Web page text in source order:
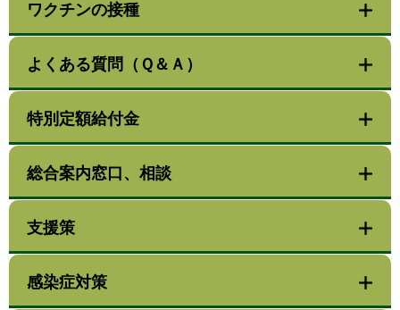
ワクチンの接種
よくある質問（Ｑ＆Ａ）
特別定額給付金
総合案内窓口、相談
支援策
感染症対策